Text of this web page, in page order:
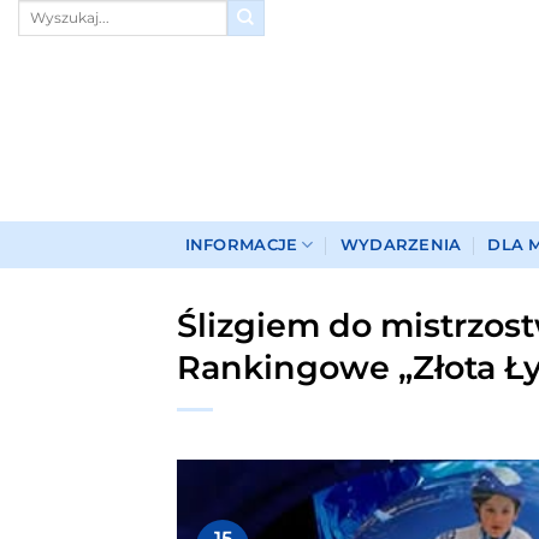
Przewiń
INFORMACJE WYDARZENIA DLA
Ślizgiem do
Rankingowe „Złota